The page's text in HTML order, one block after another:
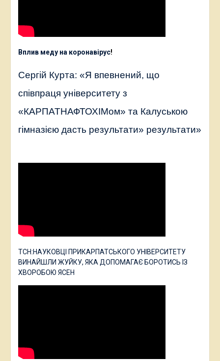
Вплив меду на коронавірус!
Сергій Курта: «Я впевнений, що
співпраця університету з
«КАРПАТНАФТОХІМом» та Калуською
гімназією дасть результати» результати»
ТСН:НАУКОВЦІ ПРИКАРПАТСЬКОГО УНІВЕРСИТЕТУ
ВИНАЙШЛИ ЖУЙКУ, ЯКА ДОПОМАГАЄ БОРОТИСЬ ІЗ
ХВОРОБОЮ ЯСЕН